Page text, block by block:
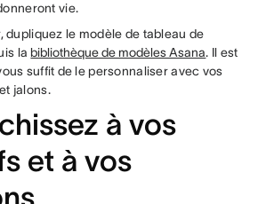
vie.
dupliquez le modèle de tableau de
la bibliothèque de modèles Asana. Il est
suffit de le personnaliser avec vos
jalons.
à vos
et à vos